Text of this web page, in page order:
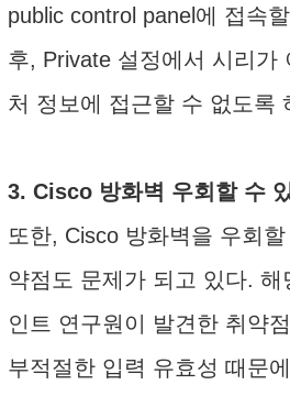
public control panel에 접속
후, Private 설정에서 시리가
처 정보에 접근할 수 없도록
3. Cisco 방화벽 우회할 수
또한, Cisco 방화벽을 우회
약점도 문제가 되고 있다. 해
인트 연구원이 발견한 취약
부적절한 입력 유효성 때문